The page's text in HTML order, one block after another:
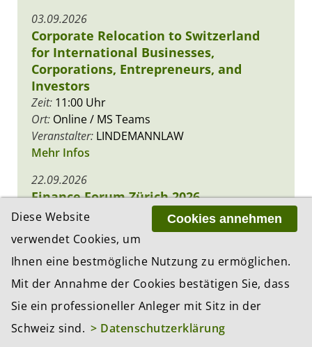
03.09.2026
Corporate Relocation to Switzerland
for International Businesses,
Corporations, Entrepreneurs, and
Investors
Zeit: 11:00 Uhr
Ort: Online / MS Teams
Veranstalter: LINDEMANNLAW
Mehr Infos
22.09.2026
Finance Forum Zürich 2026
Zeit:11:30 Uhr
Veranstalter:Verein Finance Forum Zürich
Mehr Infos
PREMIUM PARTNER
Cookies annehmen
Diese Website
verwendet Cookies, um
Ihnen eine bestmögliche Nutzung zu ermöglichen.
Mit der Annahme der Cookies bestätigen Sie, dass
Sie ein professioneller Anleger mit Sitz in der
Schweiz sind. > Datenschutzerklärung